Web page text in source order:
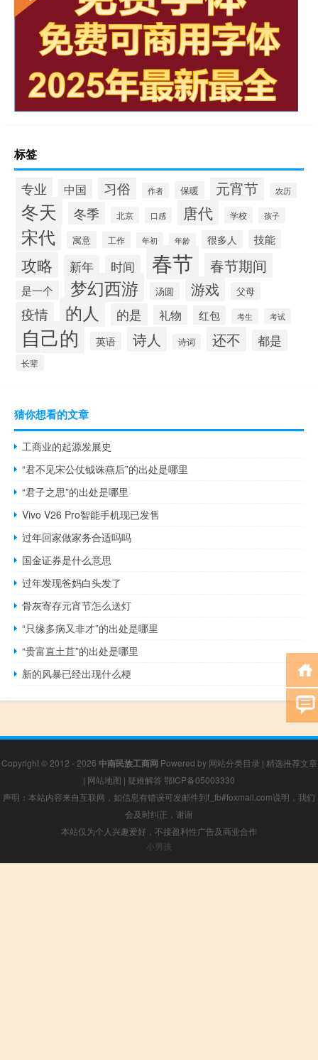
标签
专业 中国 习俗 作者 保暖 元宵节 农历
冬天 冬季 北京 口感 唐代 学校 孩子
宋代 寓意 工作 年初 年龄 很多人 技能
攻略 新年 时间 春节 春节期间
是一个 梦幻西游 汤圆 游戏 父母
疫情 的人 的是 礼物 红包 考生 考试
自己的 英语 诗人 诗词 还不 都是
长辈
猜你想看的文章
工商业的起源发展史
“君不见宋公仗钺诛燕后”的出处是哪里
“君子之思”的出处是哪里
Vivo V26 Pro智能手机现已发售
过年回家做家务合适吗吗
国金证券是什么意思
过年发现爸妈白头发了
骨灰寄存元宵节怎么送灯
“只缘多病又非才”的出处是哪里
“贵富直土苴”的出处是哪里
新的风暴已经出现什么梗
Copyright © 2012 - 2026 中南民族工商网 Powered by 网站分类目录 | 精选推荐文章
| 网站地图 | 疑难解答 鄂ICP备05003330
声明：本站内容来自互联网，如信息有错误可发邮件到f_fb#foxmail.com说明，我们
会及时纠正，谢谢
本站仅为个人兴趣爱好，不接盈利性广告及商业合作
小男孩